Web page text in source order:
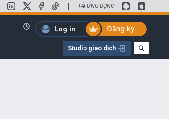
| TẢI ỨNG DỤNG
Log in
Đăng ký
Studio giao dịch